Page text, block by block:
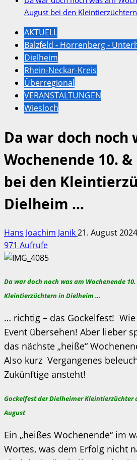
August bei den
AKTUELL
Balzfeld - Horrenberg -
Dielheim
Rhein-Neckar-Kreis
Überregional
VERANSTALTUNGEN
Wiesloch
Da war doch noch
Wochenende 10.
bei den
Dielheim …
Hans Joachim Janik21. August 2024
971 Aufrufe
Da war doch noch was am Wochenende
Kleintierzüchtern in Dielheim …
… richtig – das Gockelfest!
Event übersehen! Aber lieber
das nächste „heiße“
Also kurz Vergangenes
Zukünftige ansteht!
Gockelfest der Dielheimer Kleintierzüchter
August
Ein „heißes Wochenende“ im
Wortes, was dem Erfolg nicht